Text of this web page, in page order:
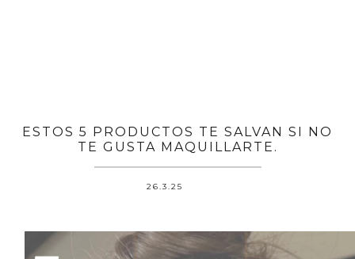
ESTOS 5 PRODUCTOS TE SALVAN SI NO
TE GUSTA MAQUILLARTE.
26.3.25